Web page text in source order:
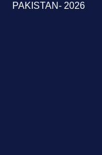
PAKISTAN- 2026